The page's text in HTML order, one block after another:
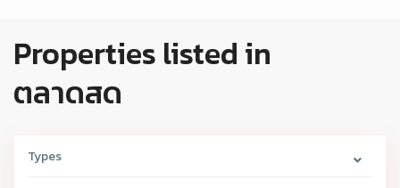
Properties listed in
ตลาดสด
Types